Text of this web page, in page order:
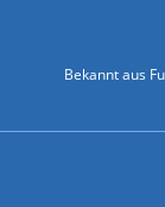
Bekannt aus